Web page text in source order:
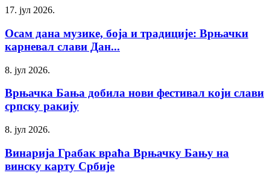
17. јул 2026.
Осам дана музике, боја и традиције: Врњачки
карневал слави Дан...
8. јул 2026.
Врњачка Бања добила нови фестивал који слави
српску ракију
8. јул 2026.
Винарија Грабак враћа Врњачку Бању на
винску карту Србије